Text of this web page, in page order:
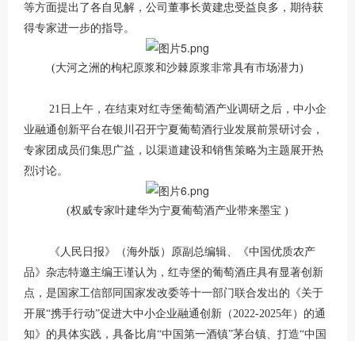
等方面提出了各自见解，公司董事长黄建忠受益良多，期待获
得专家进一步的指导。
(大河之洲的枸杞原浆和沙棘原浆非常具有市场潜力)
21日上午，在结束对红寺堡葡萄酒产业调研之后，中小企
业融通创新平台在银川召开宁夏葡萄酒行业发展前景研讨会，
专家团成员们集思广益，以渠道建设和销售策略为主题展开热
烈讨论。
(权威专家叶建华为宁夏葡萄酒产业带来墨宝 )
《人民日报》（海外版）原副总编辑、《中国优质农产
品》杂志特邀主编王谨认为，红寺堡的葡萄酒庄具有显著创新
点，是国家工信部同国家发改委等十一部门联合发出的《关于
开展“携手行动”促进大中小企业融通创新（2022-2025年）的通
知》的具体实践，具备比肩“中国第一酒镇”茅台镇、打造“中国